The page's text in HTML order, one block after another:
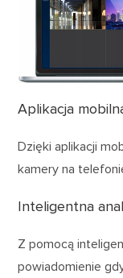
Aplikacja
Dzięki aplikacji
kamery na
Inteligentna
Z pomocą
powiadomienie